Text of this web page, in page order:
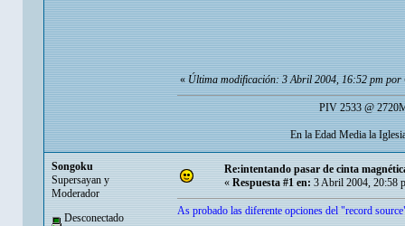
«Última modificación: 3 Abril 2004, 16:52 pm por
PIV 2533 @
En la Edad Media la
Songoku
Supersayan y
Moderador
Desconectado
Re:intentando pasar de cinta
« Respuesta #1 en: 3 Abril 2004, 20:58
As probado las diferente opciones del "record